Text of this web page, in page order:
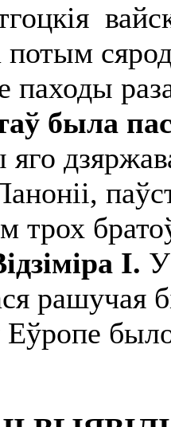
потым
паходы
была
трох
ідзіміра I. У
рашучая
Еўропе